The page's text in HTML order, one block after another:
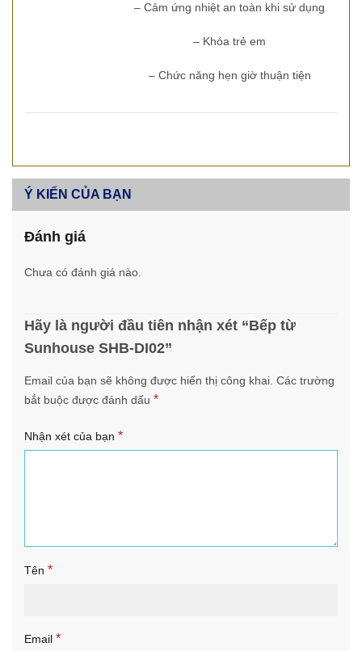
– Cảm ứng nhiệt an toàn khi sử dụng
– Khóa trẻ em
– Chức năng hẹn giờ thuận tiện
Ý KIẾN CỦA BẠN
Đánh giá
Chưa có đánh giá nào.
Hãy là người đầu tiên nhận xét “Bếp từ
Sunhouse SHB-DI02”
Email của bạn sẽ không được hiển thị công khai. Các trường
bắt buộc được đánh dấu *
Nhận xét của bạn *
Tên *
Email *